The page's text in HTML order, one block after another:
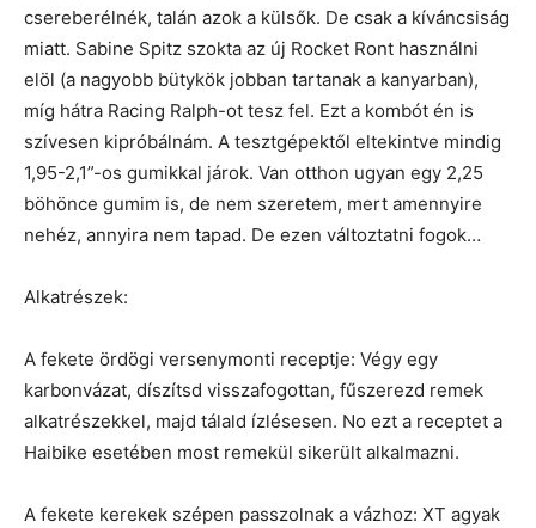
csereberélnék, talán azok a külsők. De csak a kíváncsiság
miatt. Sabine Spitz szokta az új Rocket Ront használni
elöl (a nagyobb bütykök jobban tartanak a kanyarban),
míg hátra Racing Ralph-ot tesz fel. Ezt a kombót én is
szívesen kipróbálnám. A tesztgépektől eltekintve mindig
1,95-2,1”-os gumikkal járok. Van otthon ugyan egy 2,25
böhönce gumim is, de nem szeretem, mert amennyire
nehéz, annyira nem tapad. De ezen változtatni fogok…
Alkatrészek:
A fekete ördögi versenymonti receptje: Végy egy
karbonvázat, díszítsd visszafogottan, fűszerezd remek
alkatrészekkel, majd tálald ízlésesen. No ezt a receptet a
Haibike esetében most remekül sikerült alkalmazni.
A fekete kerekek szépen passzolnak a vázhoz: XT agyak